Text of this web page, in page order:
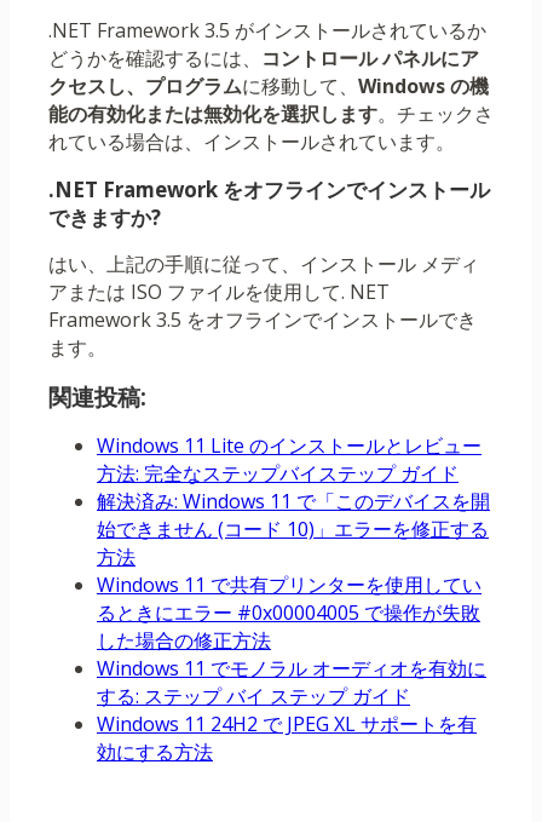
.NET Framework 3.5 がインストールされているか
どうかを確認するには、 コントロール パネルにア
クセスし、 プログラムに移動して、 Windows の機
能の有効化または無効化を選択します。チェックさ
れている場合は、インストールされています。
.NET Framework をオフラインでインストール
できますか?
はい、上記の手順に従って、インストール メディ
アまたは ISO ファイルを使用して. NET
Framework 3.5 をオフラインでインストールでき
ます。
関連投稿:
Windows 11 Lite のインストールとレビュー
方法: 完全なステップバイステップ ガイド
解決済み: Windows 11 で「このデバイスを開
始できません (コード 10)」エラーを修正する
方法
Windows 11 で共有プリンターを使用してい
るときにエラー #0x00004005 で操作が失敗
した場合の修正方法
Windows 11 でモノラル オーディオを有効に
する: ステップ バイ ステップ ガイド
Windows 11 24H2 で JPEG XL サポートを有
効にする方法